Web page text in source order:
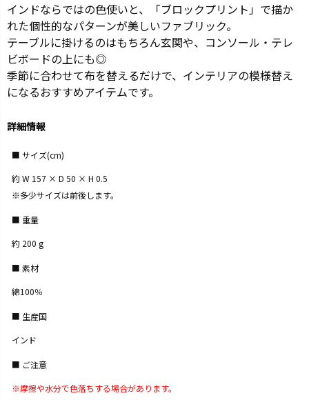
インドならではの色使いと、「ブロックプリント」で描か
れた個性的なパターンが美しいファブリック。
テーブルに掛けるのはもちろん玄関や、コンソール・テレ
ビボードの上にも◎
季節に合わせて布を替えるだけで、インテリアの模様替え
になるおすすめアイテムです。
詳細情報
サイズ(cm)
約 W 157 × D 50 × H 0.5
※多少サイズは前後します。
重量
約 200 g
素材
綿100％
生産国
インド
ご注意
※摩擦や水分で色落ちする場合があります。